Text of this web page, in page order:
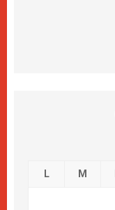
L M